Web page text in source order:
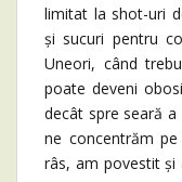
limitat la shot-uri
și sucuri pentru
Uneori, când
poate deveni
decât spre seară
ne concentrăm
râs, am povestit și